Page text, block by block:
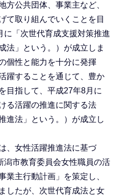
方公共団体、事業主など、
て取り組んでいくことを目
に「次世代育成支援対策推進
法」という。）が成立しま
個性と能力を十分に発揮
躍することを通じて、豊か
目指して、平成27年8月に
る活躍の推進に関する法
進法」という。）が成立し
、女性活躍推進法に基づ
潟市教育委員会女性職員の活
業主行動計画」を策定し、
したが、次世代育成法と女